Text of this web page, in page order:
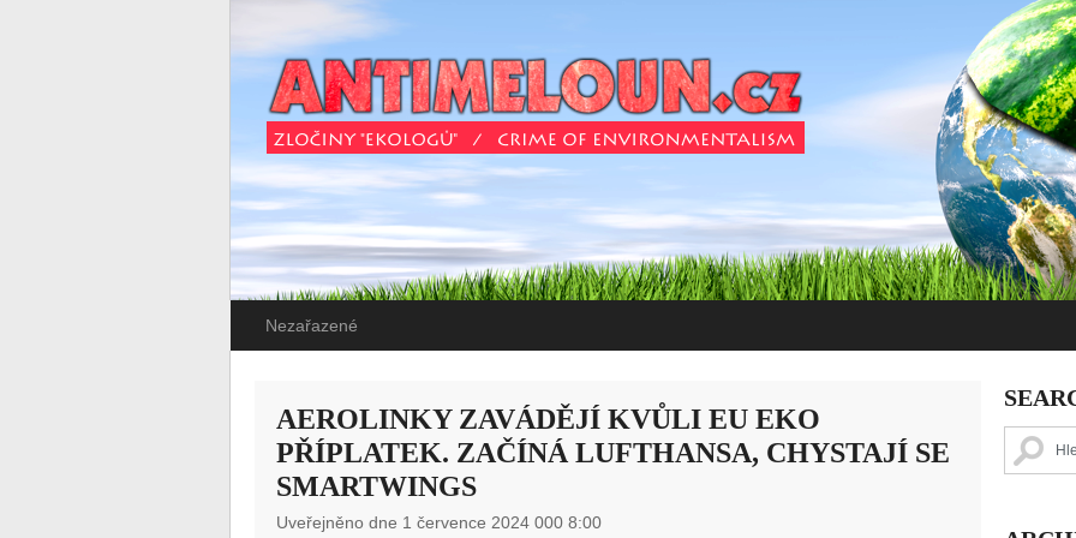
Nezařazené
AEROLINKY ZAVÁDĚJÍ KVŮLI EU EKO
PŘÍPLATEK. ZAČÍNÁ LUFTHANSA, CHYSTAJÍ SE
SMARTWINGS
Uveřejněno dne 1 července 2024 000 8:00